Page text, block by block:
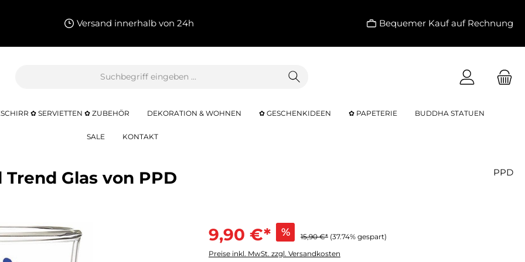
Versand innerhalb von 24h Bequemer Kauf auf Rechnung
✿ SERVIETTEN ✿ ZUBEHÖR DEKORATION & WOHNEN ✿ GESCHENKIDEEN ✿ PAPETERIE BUDDHA STATUEN
SALE KONTAKT
Glas von PPD PPD
9,90 €* % 15,90 €* (37.74% gespart)
Preise inkl. MwSt. zzgl. Versandkosten